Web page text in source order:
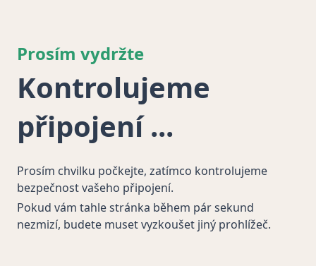
Prosím vydržte
Kontrolujeme
připojení
Prosím chvilku počkejte, zatímco kontrolujeme
bezpečnost vašeho připojení.
Pokud vám tahle stránka během pár sekund
nezmizí, budete muset vyzkoušet jiný prohlížeč.